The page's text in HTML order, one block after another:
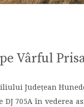
Vârful
Județean
DJ 705A în vederea